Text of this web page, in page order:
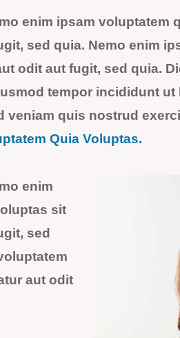
enim ipsam voluptatem
sed quia. Nemo enim
odit aut fugit, sed quia.
tempor incididunt ut
veniam quis nostrud
Quia Voluptas.
enim
sit
sed
aut odit